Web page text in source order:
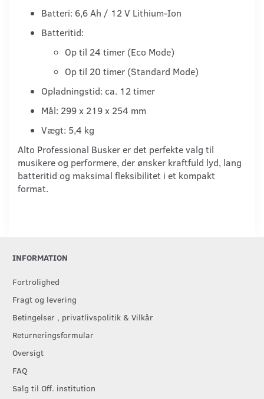
Batteri: 6,6 Ah / 12 V Lithium-Ion
Batteritid:
Op til 24 timer (Eco Mode)
Op til 20 timer (Standard Mode)
Opladningstid: ca. 12 timer
Mål: 299 x 219 x 254 mm
Vægt: 5,4 kg
Alto Professional Busker er det perfekte valg til
musikere og performere, der ønsker kraftfuld lyd, lang
batteritid og maksimal fleksibilitet i et kompakt
format.
INFORMATION
Fortrolighed
Fragt og levering
Betingelser , privatlivspolitik & Vilkår
Returneringsformular
Oversigt
FAQ
Salg til Off. institution